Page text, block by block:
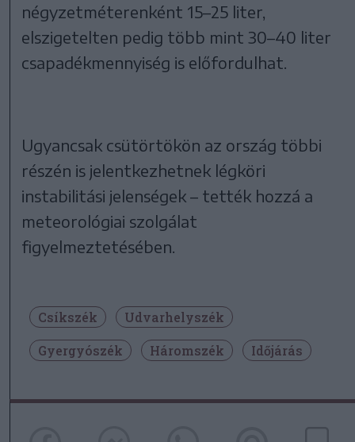
négyzetméterenként 15–25 liter,
elszigetelten pedig több mint 30–40 liter
csapadékmennyiség is előfordulhat.
Ugyancsak csütörtökön az ország többi
részén is jelentkezhetnek légköri
instabilitási jelenségek – tették hozzá a
meteorológiai szolgálat
figyelmeztetésében.
Csíkszék
Udvarhelyszék
Gyergyószék
Háromszék Időjárás